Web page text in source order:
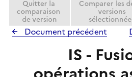
Quitter la
comparaison
de version
Comparer les
versions
Document précédent
IS -